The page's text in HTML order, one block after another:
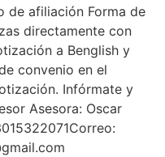
de afiliación Forma de
directamente con
a Benglish y
convenio en el
Infórmate y
Asesora: Oscar